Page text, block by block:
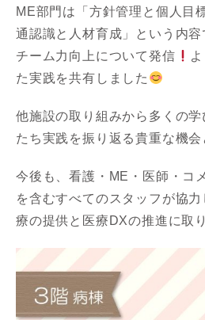
ME部門は「方針管理と個人目
通認識と人材育成」という内
チーム力向上について発信
た実践を共有しました
他施設の取り組みから多くの
たち実践を振り返る貴重な機会
今後も、看護・ME・医師・コ
を含むすべてのスタッフが協
療の提供と医療DXの推進に取